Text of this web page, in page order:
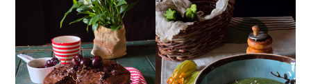
TORTA DOPPIO
CIOCCOLATO E
CILIEGIE
CREMA ESTIVA DI
ZUCCHINE CON FIORI E
FETA